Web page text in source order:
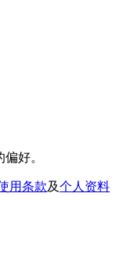
好。
用条款及个人资料